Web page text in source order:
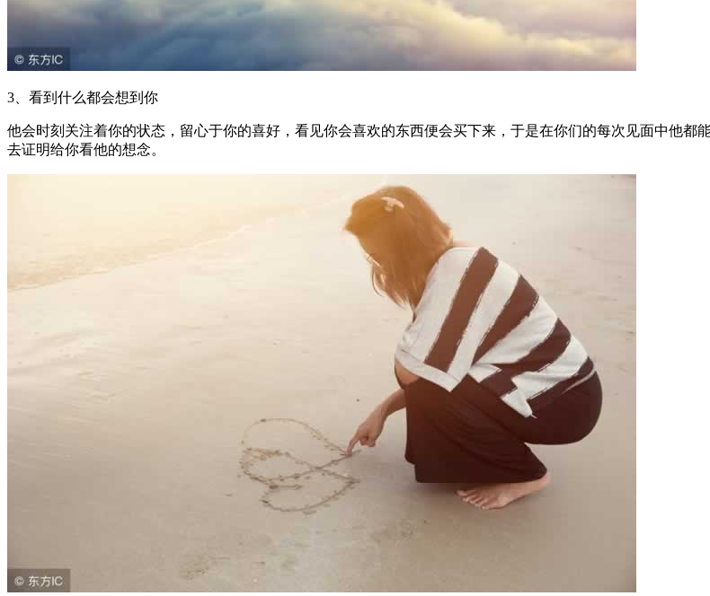
3、看到什么都会想到你
他会时刻关注着你的状态，留心于你的喜好，看见你会喜欢的东西便会买下来，于是在你们的每次见面中他
去证明给你看他的想念。